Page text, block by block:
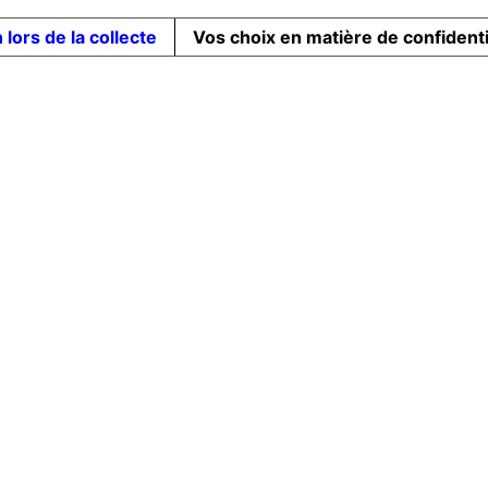
lors de la collecte Vos choix en matière de